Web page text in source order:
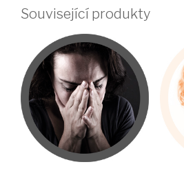
prevence
Související produkty